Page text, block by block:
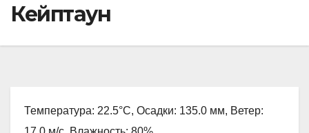
Кейптаун
Температура: 22.5°C, Осадки: 135.0 мм, Ветер: